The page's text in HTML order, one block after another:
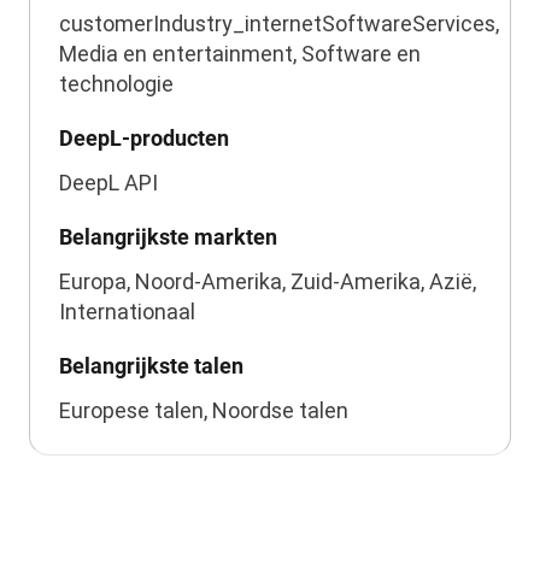
customerIndustry_internetSoftwareServices,
Media en entertainment, Software en
technologie
DeepL-producten
DeepL API
Belangrijkste markten
Europa, Noord-Amerika, Zuid-Amerika, Azië,
Internationaal
Belangrijkste talen
Europese talen, Noordse talen